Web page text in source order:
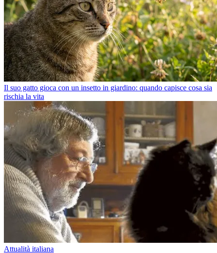
Il suo gatto gioca con un insetto in giardino: quando capisce cosa sia
rischia la vita
Attualità italiana